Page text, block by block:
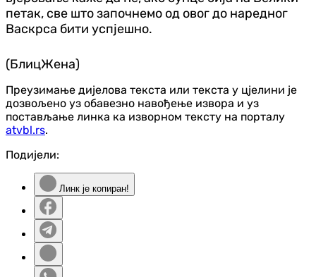
петак, све што започнемо од овог до наредног
Васкрса бити успјешно.
(БлицЖена)
Преузимање дијелова текста или текста у цјелини је
дозвољено уз обавезно навођење извора и уз
постављање линка ка изворном тексту на порталу
atvbl.rs.
Подијели:
Линк је копиран!